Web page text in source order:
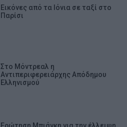
Εικόνες από τα Ιόνια σε ταξί στο
Παρίσι
Στο Μόντρεαλ η
Αντιπεριφερειάρχης Απόδημου
Ελληνισμού
Ερώτηση Μπιάγκη για την έλλειψη